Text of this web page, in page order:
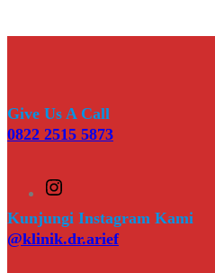
Give Us A Call
0822 2515 5873
s
t
a
Kunjungi Instagram Kami
@klinik.dr.arief